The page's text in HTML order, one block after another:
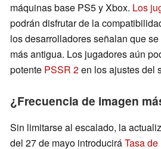
máquinas base PS5 y Xbox. Los
podrán disfrutar de la
los desarrolladores señalan que
más antigua. Los jugadores aún
potente PSSR 2en los ajustes del
¿Frecuencia de imagen
Sin limitarse al escalado, la
del 27 de mayo introduciráTasa